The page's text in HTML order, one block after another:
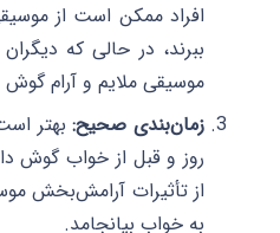
افراد ممکن است از
ببرند، در حالی که
موسیقی ملایم و آرام
زمان‌بندی صحیح:بهتر
روز و قبل از خواب گوش
از تأثیرات آرامش‌بخش
به خواب بیانجامد.